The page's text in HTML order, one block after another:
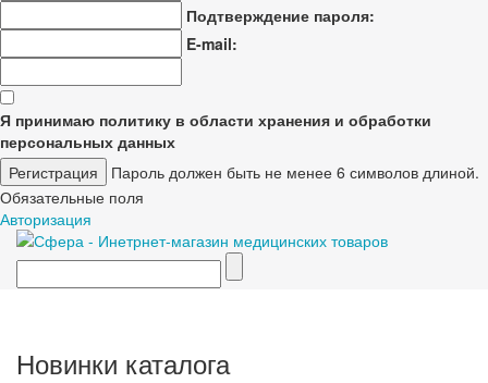
Подтверждение пароля:
E-mail:
Я принимаю политику в области хранения и обработки
персональных данных
Пароль должен быть не менее 6 символов длиной.
Обязательные поля
Авторизация
Новинки каталога